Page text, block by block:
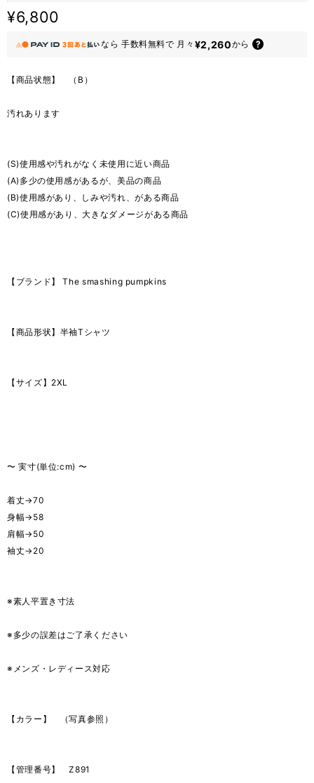
¥6,800
なら 手数料無料で 月々 ¥2,260から
【商品状態】 （B）
汚れあります
(S)使用感や汚れがなく未使用に近い商品
(A)多少の使用感があるが、美品の商品
(B)使用感があり、しみや汚れ、がある商品
(C)使用感があり、大きなダメージがある商品
【ブランド】 The smashing pumpkins
【商品形状】半袖Tシャツ
【サイズ】2XL
〜 実寸(単位:cm) 〜
着丈→70
身幅→58
肩幅→50
袖丈→20
※素人平置き寸法
※多少の誤差はご了承ください
※メンズ・レディース対応
【カラー】 （写真参照）
【管理番号】 Z891